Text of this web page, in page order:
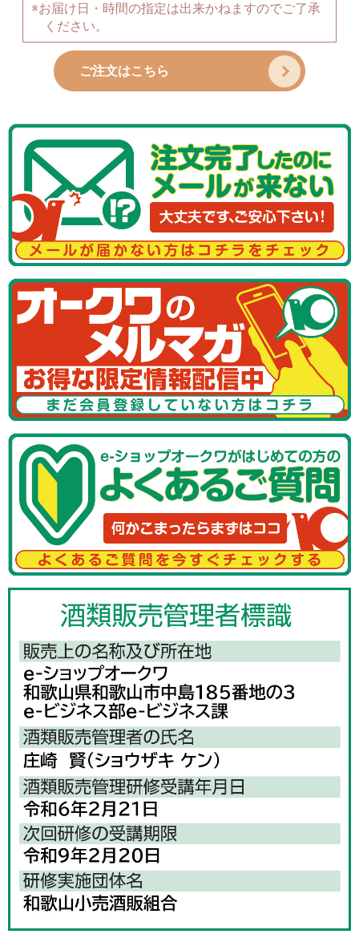
※お届け日・時間の指定は出来かねますのでご了承
ください。
ご注文はこちら